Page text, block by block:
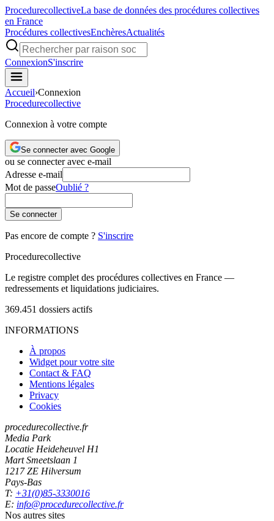
ProcedurecollectiveLa base de données des procédures collectives
en France
Procédures collectivesEnchèresActualités
ConnexionS'inscrire
Accueil›Connexion
Procedurecollective
Connexion à votre compte
Se connecter avec Google
ou se connecter avec e-mail
Adresse e-mail
Mot de passeOublié ?
Se connecter
Pas encore de compte ? S'inscrire
Procedurecollective
Le registre complet des procédures collectives en France —
redressements et liquidations judiciaires.
369.451 dossiers actifs
INFORMATIONS
À propos
Widget pour votre site
Contact & FAQ
Mentions légales
Privacy
Cookies
procedurecollective.fr
Media Park
Locatie Heideheuvel H1
Mart Smeetslaan 1
1217 ZE Hilversum
Pays-Bas
T: +31(0)85-3330016
E: info@procedurecollective.fr
Nos autres sites